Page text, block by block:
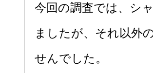
今回の調査では、シ
ましたが、それ以外
せんでした。